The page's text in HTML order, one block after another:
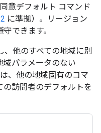
意デフォルト コマンド
に準拠）。リージョン
できます。
他のすべての地域に別
域パラメータのない
、他の地域固有のコマ
の訪問者のデフォルトを